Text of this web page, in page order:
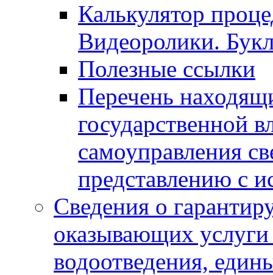
Калькулятор
Видеоролики.
Полезные ссылки
Перечень
государственной
самоуправления
представлению с
Сведения о
оказывающих
водоотведения,